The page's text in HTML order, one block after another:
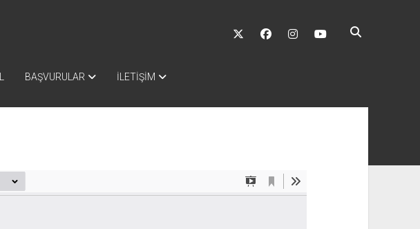
twitter facebookinstagramyoutube
BAŞVURULAR İLETİŞİM